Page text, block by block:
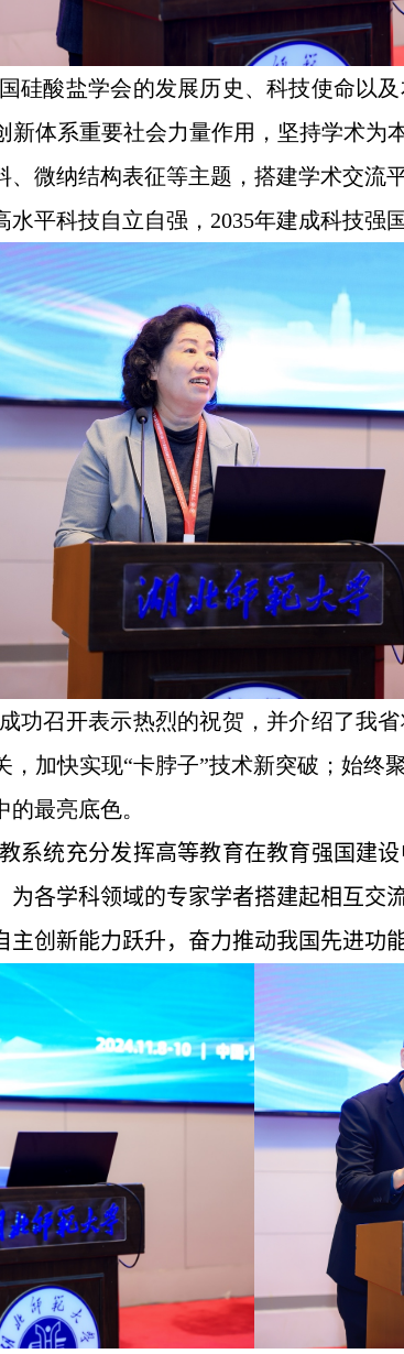
硅酸盐学会的发展历史、科技使命以
体系重要社会力量作用，坚持学术
微纳结构表征等主题，搭建学术交
平科技自立自强， 2035年建成科技强
功召开表示热烈的祝贺，并介绍了我
加快实现“卡脖子”技术新突破；始
最亮底色。
系统充分发挥高等教育在教育强国建
为各学科领域的专家学者搭建起相互
创新能力跃升，奋力推动我国先进功